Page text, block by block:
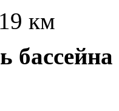
км
бассейна